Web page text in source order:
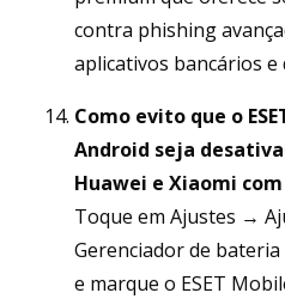
contra phishing
aplicativos bancários e
Como evito que o
Android seja
Huawei e Xiaomi com
Toque em Ajustes →
Gerenciador de
e marque o ESET